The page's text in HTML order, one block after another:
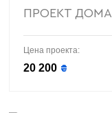
ПРОЕКТ ДОМА
Цена проекта:
20 200 ₴